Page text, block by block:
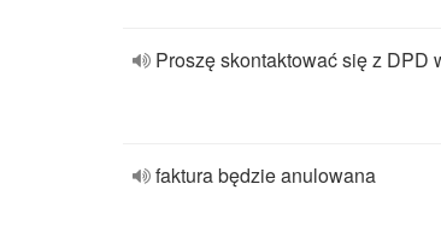
Proszę skontaktować się z DPD
faktura będzie anulowana